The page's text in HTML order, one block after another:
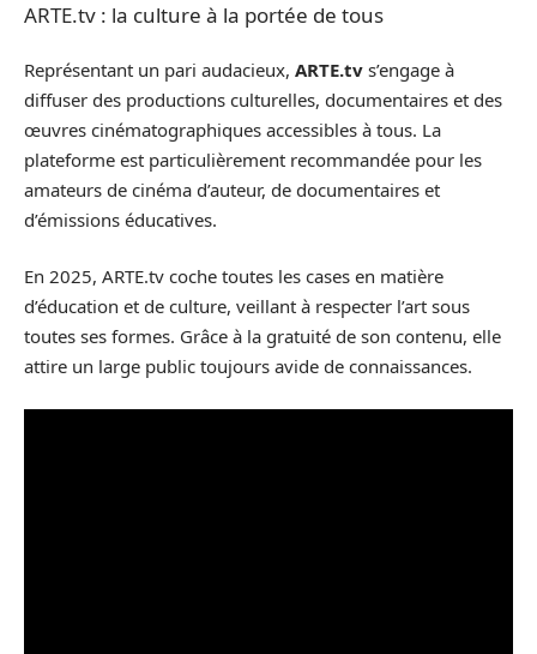
ARTE.tv : la culture à la portée de tous
Représentant un pari audacieux, ARTE.tv s’engage à
diffuser des productions culturelles, documentaires et des
œuvres cinématographiques accessibles à tous. La
plateforme est particulièrement recommandée pour les
amateurs de cinéma d’auteur, de documentaires et
d’émissions éducatives.
En 2025, ARTE.tv coche toutes les cases en matière
d’éducation et de culture, veillant à respecter l’art sous
toutes ses formes. Grâce à la gratuité de son contenu, elle
attire un large public toujours avide de connaissances.